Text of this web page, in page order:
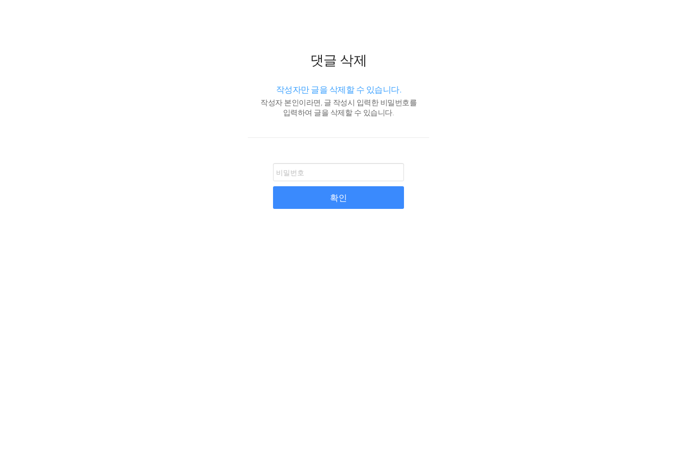
댓글 삭제
작성자만 글을 삭제할 수 있습니다.
작성자 본인이라면, 글 작성시 입력한 비밀번호를
입력하여 글을 삭제할 수 있습니다.